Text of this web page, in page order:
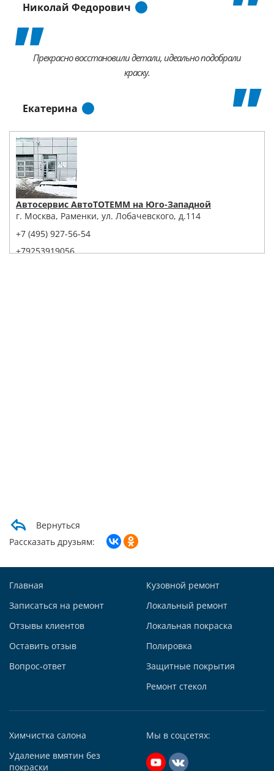
Николай Федорович
Прекрасно восстановили детали, идеально подобрали
краску.
Екатерина
Автосервис АвтоТОТЕММ на Юго-Западной
г. Москва, Раменки, ул. Лобачевского, д.114
+7 (495) 927-56-54
+79253919056
121059, г. Москва, ул. Киевская, д. 14, стр. 3
+7 (495) 927-56-51
Telegram
Заказать звонок
Вернуться
Рассказать друзьям:
Главная
Записаться на ремонт
Отзывы клиентов
Оставить отзыв
Вопрос-ответ
Кузовной ремонт
Локальный ремонт
Локальная покраска
Полировка
Защитные покрытия
Ремонт стекол
Химчистка салона
Удаление вмятин без
покраски
Мы в соцсетях: